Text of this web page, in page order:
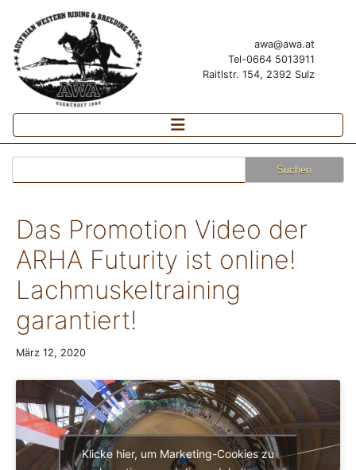
awa@awa.at
Tel-0664 5013911
Raitlstr. 154, 2392 Sulz
nach:
Das Promotion Video der
ARHA Futurity ist online!
Lachmuskeltraining
garantiert!
März 12, 2020
Klicke hier, um Marketing-Cookies zu